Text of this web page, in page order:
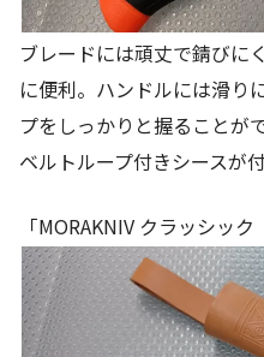
ブレードには頑丈で錆びに
に便利。ハンドルには滑り
プをしっかりと握ることが
ベルトループ付きシースが付
「MORAKNIV クラッシッ